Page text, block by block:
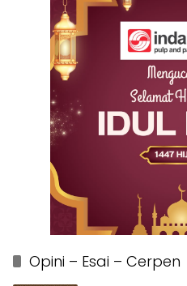
Opini – Esai – Cerpen